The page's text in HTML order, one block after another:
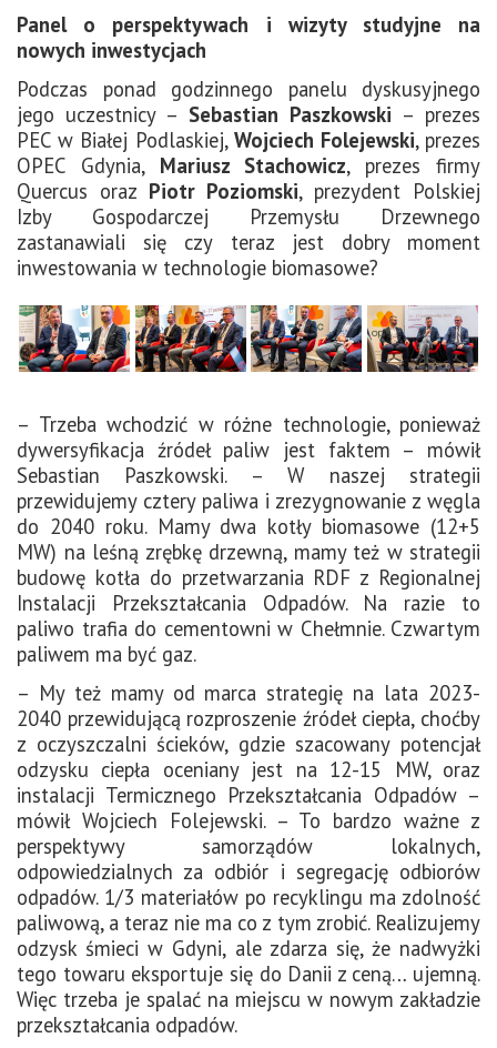
Panel o perspektywach i wizyty studyjne na
nowych inwestycjach
Podczas ponad godzinnego panelu dyskusyjnego
jego uczestnicy – Sebastian Paszkowski – prezes
PEC w Białej Podlaskiej, Wojciech Folejewski, prezes
OPEC Gdynia, Mariusz Stachowicz, prezes firmy
Quercus oraz Piotr Poziomski, prezydent Polskiej
Izby Gospodarczej Przemysłu Drzewnego
zastanawiali się czy teraz jest dobry moment
inwestowania w technologie biomasowe?
– Trzeba wchodzić w różne technologie, ponieważ
dywersyfikacja źródeł paliw jest faktem – mówił
Sebastian Paszkowski. – W naszej strategii
przewidujemy cztery paliwa i zrezygnowanie z węgla
do 2040 roku. Mamy dwa kotły biomasowe (12+5
MW) na leśną zrębkę drzewną, mamy też w strategii
budowę kotła do przetwarzania RDF z Regionalnej
Instalacji Przekształcania Odpadów. Na razie to
paliwo trafia do cementowni w Chełmnie. Czwartym
paliwem ma być gaz.
– My też mamy od marca strategię na lata 2023-
2040 przewidującą rozproszenie źródeł ciepła, choćby
z oczyszczalni ścieków, gdzie szacowany potencjał
odzysku ciepła oceniany jest na 12-15 MW, oraz
instalacji Termicznego Przekształcania Odpadów –
mówił Wojciech Folejewski. – To bardzo ważne z
perspektywy samorządów lokalnych,
odpowiedzialnych za odbiór i segregację odbiorów
odpadów. 1/3 materiałów po recyklingu ma zdolność
paliwową, a teraz nie ma co z tym zrobić. Realizujemy
odzysk śmieci w Gdyni, ale zdarza się, że nadwyżki
tego towaru eksportuje się do Danii z ceną… ujemną.
Więc trzeba je spalać na miejscu w nowym zakładzie
przekształcania odpadów.